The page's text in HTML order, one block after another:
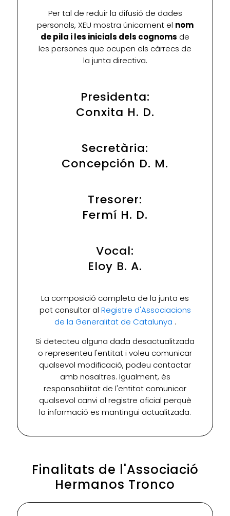
Per tal de reduir la difusió de dades
personals, XEU mostra únicament el nom
de pila i les inicials dels cognoms de
les persones que ocupen els càrrecs de
la junta directiva.
Presidenta:
Conxita H. D.
Secretària:
Concepción D. M.
Tresorer:
Fermí H. D.
Vocal:
Eloy B. A.
La composició completa de la junta es
pot consultar al Registre d'Associacions
de la Generalitat de Catalunya .
Si detecteu alguna dada desactualitzada
o representeu l'entitat i voleu comunicar
qualsevol modificació, podeu contactar
amb nosaltres. Igualment, és
responsabilitat de l'entitat comunicar
qualsevol canvi al registre oficial perquè
la informació es mantingui actualitzada.
Finalitats de l'Associació
Hermanos Tronco